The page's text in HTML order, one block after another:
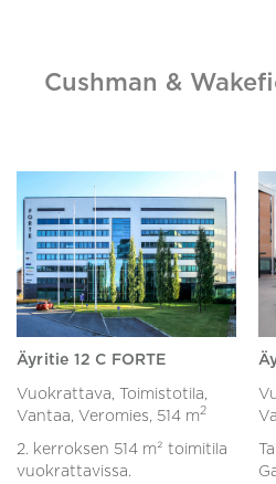
Cushman &
Äyritie 12 C FORTE
Vuokrattava, Toimistotila,
Vantaa, Veromies, 514 m2
2. kerroksen 514 m² toimitila
vuokrattavissa.